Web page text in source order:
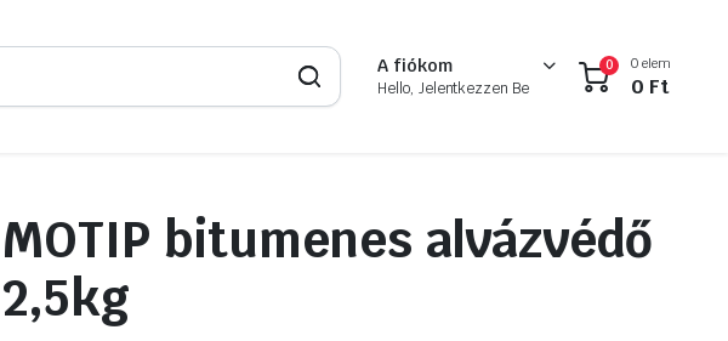
A fiókom
Hello, Jelentkezzen Be
0 0 elem
0 Ft
MOTIP bitumenes alvázvédő
2,5kg